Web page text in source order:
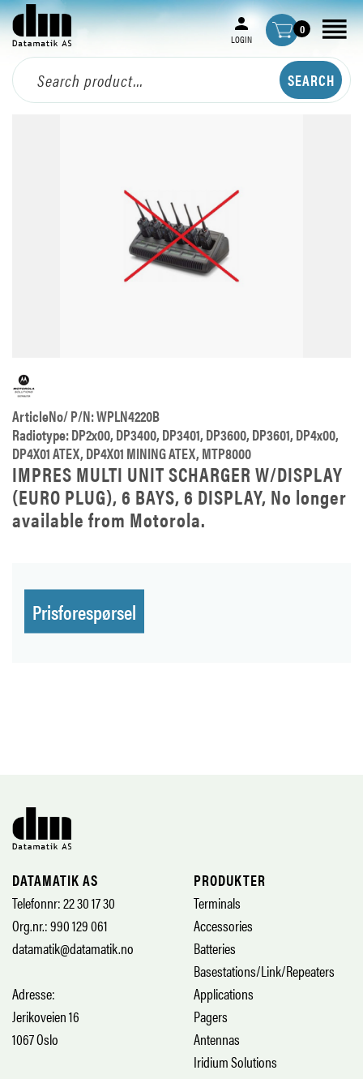
LOGIN
0
ArticleNo/ P/N: WPLN4220B
Radiotype: DP2x00, DP3400, DP3401, DP3600, DP3601, DP4x00,
DP4X01 ATEX, DP4X01 MINING ATEX, MTP8000
IMPRES MULTI UNIT SCHARGER W/DISPLAY
(EURO PLUG), 6 BAYS, 6 DISPLAY, No longer
available from Motorola.
Prisforespørsel
DATAMATIK AS
Telefonnr: 22 30 17 30
Org.nr.: 990 129 061
datamatik@datamatik.no
Adresse:
Jerikoveien 16
1067 Oslo
PRODUKTER
Terminals
Accessories
Batteries
Basestations/Link/Repeaters
Applications
Pagers
Antennas
Iridium Solutions